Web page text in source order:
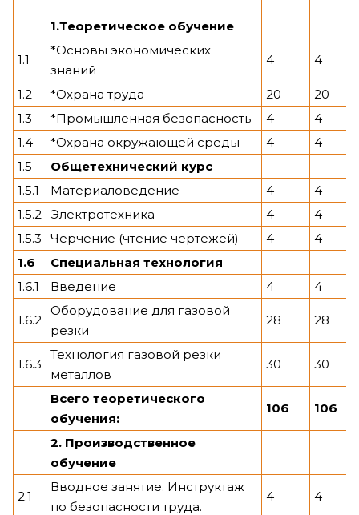
1.Теоретическое обучение
1.1
*Основы экономических
знаний
4 4
1.2 *Охрана труда 20
20
1.3
*Промышленная безопасность 4
4
1.4
*Охрана окружающей среды 4
4
1.5
Общетехнический курс
1.5.1
Материаловедение 4
4
1.5.2
Электротехника 4
4
1.5.3
Черчение (чтение чертежей) 4
4
1.6
Специальная технология
1.6.1
Введение 4 4
1.6.2
Оборудование для газовой
резки
28 28
1.6.3
Технология газовой резки
металлов
30 30
Всего теоретического
обучения:
106 106
2. Производственное
обучение
2.1
Вводное занятие. Инструктаж
по безопасности труда.
4 4